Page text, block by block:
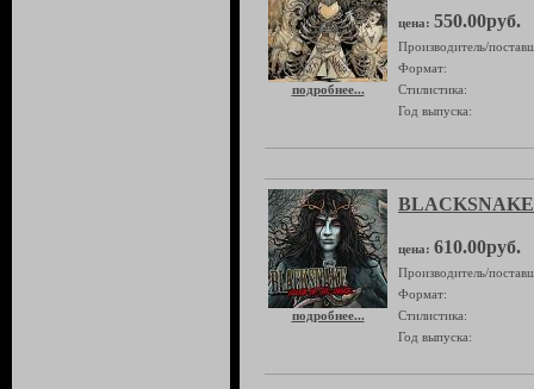
подробнее...
цена: 550.00руб.
Производитель/
Формат:
Стилистика:
Год выпуска:
подробнее...
цена: 610.00руб.
Производитель/
Формат:
Стилистика:
Год выпуска: